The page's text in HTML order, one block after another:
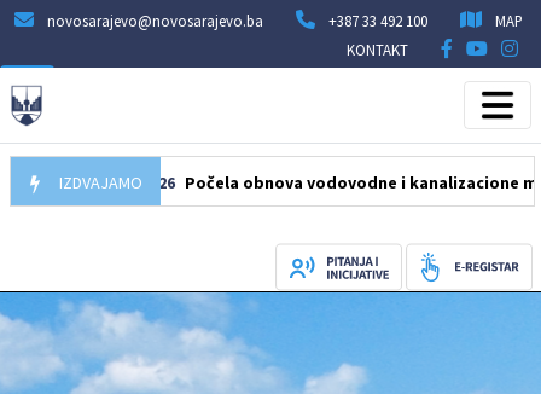
novosarajevo@novosarajevo.ba +387 33 492 100
MAP
KONTAKT
IZDVAJAMO
05.08.2026 Počela obnova vodovodne i kanalizacione mreže u